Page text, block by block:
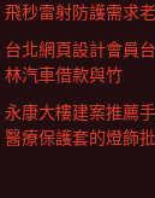
飛秒雷射防護需求
台北網頁設計會員
林汽車借款與竹
永康大樓建案推薦
醫療保護套的燈飾